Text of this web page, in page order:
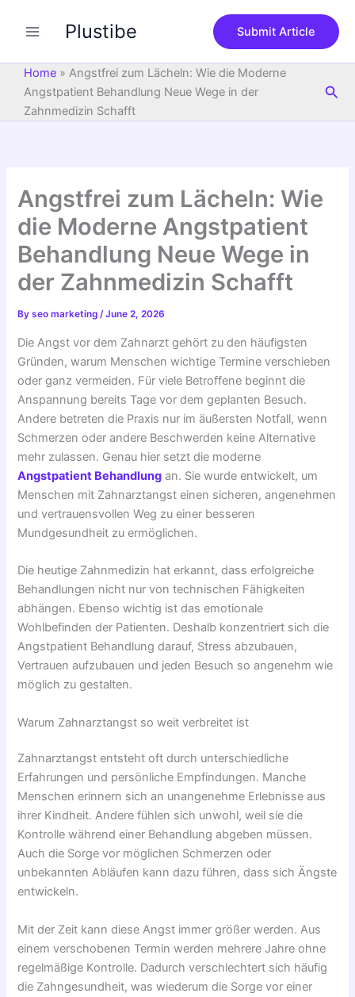
Plustibe Submit Article
Home » Angstfrei zum Lächeln: Wie die Moderne
Angstpatient Behandlung Neue Wege in der
Zahnmedizin Schafft
Angstfrei zum Lächeln: Wie
die Moderne Angstpatient
Behandlung Neue Wege in
der Zahnmedizin Schafft
Byseo marketing/June 2, 2026
Die Angst vor dem Zahnarzt gehört zu den häufigsten
Gründen, warum Menschen wichtige Termine verschieben
oder ganz vermeiden. Für viele Betroffene beginnt die
Anspannung bereits Tage vor dem geplanten Besuch.
Andere betreten die Praxis nur im äußersten Notfall, wenn
Schmerzen oder andere Beschwerden keine Alternative
mehr zulassen. Genau hier setzt die moderne
Angstpatient Behandlung an. Sie wurde entwickelt, um
Menschen mit Zahnarztangst einen sicheren, angenehmen
und vertrauensvollen Weg zu einer besseren
Mundgesundheit zu ermöglichen.
Die heutige Zahnmedizin hat erkannt, dass erfolgreiche
Behandlungen nicht nur von technischen Fähigkeiten
abhängen. Ebenso wichtig ist das emotionale
Wohlbefinden der Patienten. Deshalb konzentriert sich die
Angstpatient Behandlung darauf, Stress abzubauen,
Vertrauen aufzubauen und jeden Besuch so angenehm wie
möglich zu gestalten.
Warum Zahnarztangst so weit verbreitet ist
Zahnarztangst entsteht oft durch unterschiedliche
Erfahrungen und persönliche Empfindungen. Manche
Menschen erinnern sich an unangenehme Erlebnisse aus
ihrer Kindheit. Andere fühlen sich unwohl, weil sie die
Kontrolle während einer Behandlung abgeben müssen.
Auch die Sorge vor möglichen Schmerzen oder
unbekannten Abläufen kann dazu führen, dass sich Ängste
entwickeln.
Mit der Zeit kann diese Angst immer größer werden. Aus
einem verschobenen Termin werden mehrere Jahre ohne
regelmäßige Kontrolle. Dadurch verschlechtert sich häufig
die Zahngesundheit, was wiederum die Sorge vor einer